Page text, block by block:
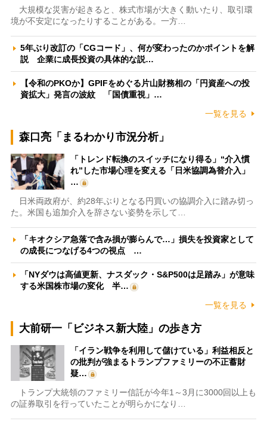
大規模な災害が起きると、株式市場が大きく動いたり、取引環
境が不安定になったりすることがある。一方…
5年ぶり改訂の「CGコード」、何が変わったのかポイントを解
説 企業に成長投資の具体的な説…
【令和のPKOか】GPIFをめぐる片山財務相の「円資産への投
資拡大」発言の波紋 「国債重視」…
一覧を見る
森口亮「まるわかり市況分析」
「トレンド転換のスイッチになり得る」“介入慣
れ”した市場心理を変える「日米協調為替介入」
…
日米両政府が、約28年ぶりとなる円買いの協調介入に踏み切っ
た。米国も追加介入を辞さない姿勢を示して…
「キオクシア急落で含み損が膨らんで…」損失を投資家として
の成長につなげる4つの視点 …
「NYダウは高値更新、ナスダック・S&P500は足踏み」が意味
する米国株市場の変化 半…
一覧を見る
大前研一「ビジネス新大陸」の歩き方
「イラン戦争を利用して儲けている」利益相反と
の批判が強まるトランプファミリーの不正蓄財
疑…
トランプ大統領のファミリー信託が今年1～3月に3000回以上も
の証券取引を行っていたことが明らかになり…